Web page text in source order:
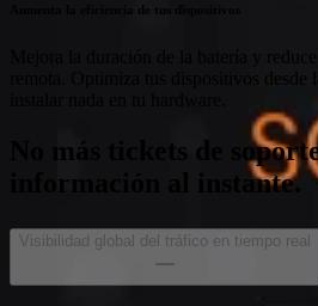
Aumenta la eficiencia de tus dispositivos
Mejora la duración de la batería y
remota. Optimiza tus dispositivos desde
No más tickets de
información al instante.
Visibilidad global del tráfico en tiempo real